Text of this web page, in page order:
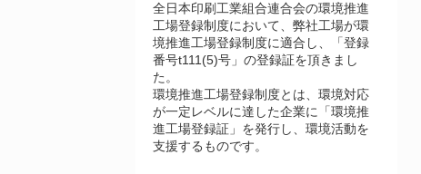
全日本印刷工業組合連合会の環境推進
工場登録制度において、弊社工場が環
境推進工場登録制度に適合し、「登録
番号t111(5)号」の登録証を頂きまし
た。
環境推進工場登録制度とは、環境対応
が一定レベルに達した企業に「環境推
進工場登録証」を発行し、環境活動を
支援するものです。